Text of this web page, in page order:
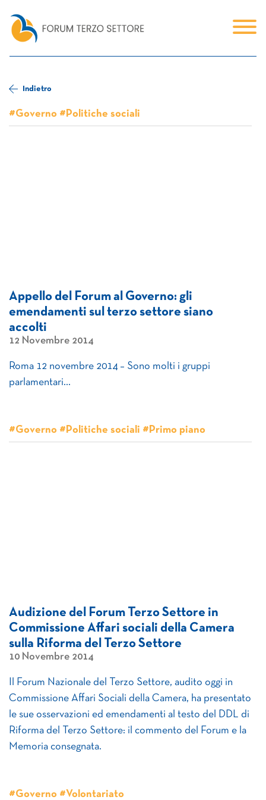
Indietro
#Governo #Politiche sociali
Appello del Forum al Governo: gli
emendamenti sul terzo settore siano
accolti
12 Novembre 2014
Roma 12 novembre 2014 – Sono molti i gruppi
parlamentari…
#Governo #Politiche sociali #Primo piano
Audizione del Forum Terzo Settore in
Commissione Affari sociali della Camera
sulla Riforma del Terzo Settore
10 Novembre 2014
Il Forum Nazionale del Terzo Settore, audito oggi in
Commissione Affari Sociali della Camera, ha presentato
le sue osservazioni ed emendamenti al testo del DDL di
Riforma del Terzo Settore: il commento del Forum e la
Memoria consegnata.
#Governo #Volontariato